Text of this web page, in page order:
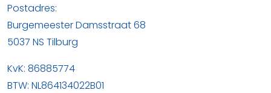
Postadres:
Burgemeester Damsstraat 68
5037 NS Tilburg
KvK: 86885774
BTW: NL864134022B01